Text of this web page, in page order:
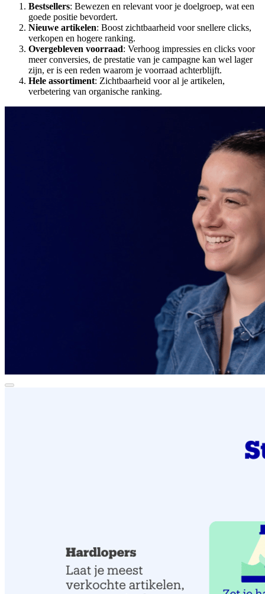
Bestsellers: Bewezen en relevant voor je doelgroep, wat een
goede positie bevordert.
Nieuwe artikelen: Boost zichtbaarheid voor snellere clicks,
verkopen en hogere ranking.
Overgebleven voorraad: Verhoog impressies en clicks voor
meer conversies, de prestatie van je campagne kan wel lager
zijn, er is een reden waarom je voorraad achterblijft.
Hele assortiment: Zichtbaarheid voor al je artikelen,
verbetering van organische ranking.